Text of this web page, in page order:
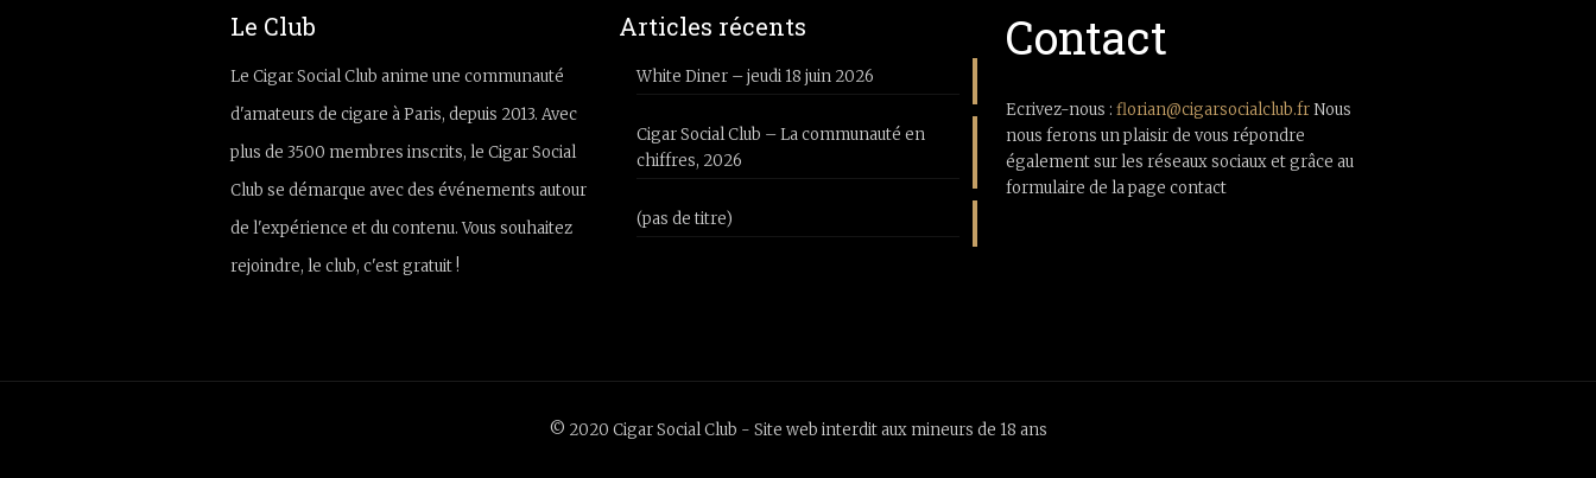
Le Club
Le Cigar Social Club anime une communauté
d'amateurs de cigare à Paris, depuis 2013. Avec
plus de 3500 membres inscrits, le Cigar Social
Club se démarque avec des événements autour
de l'expérience et du contenu. Vous souhaitez
rejoindre, le club, c'est gratuit !
Articles récents
White Diner – jeudi 18 juin 2026
Cigar Social Club – La communauté en
chiffres, 2026
(pas de titre)
Contact
Ecrivez-nous :florian@cigarsocialclub.frNous
nous ferons un plaisir de vous répondre
également sur les réseaux sociaux et grâce au
formulaire de la page contact
© 2020 Cigar Social Club - Site web interdit aux mineurs de 18 ans